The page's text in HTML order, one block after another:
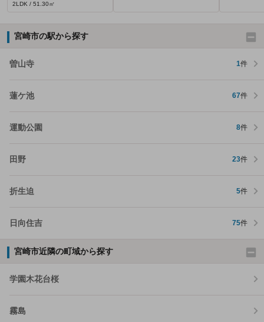
2LDK / 51.30㎡
宮崎市の駅から探す
曽山寺 1件
蓮ケ池 67件
運動公園 8件
田野 23件
折生迫 5件
日向住吉 75件
宮崎市近隣の町域から探す
学園木花台桜
霧島